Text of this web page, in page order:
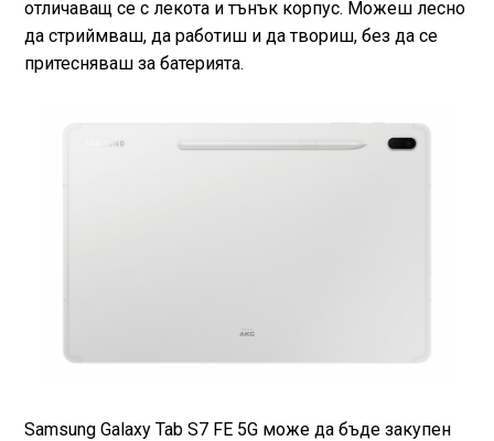
отличаващ се с лекота и тънък корпус. Можеш лесно
да стриймваш, да работиш и да твориш, без да се
притесняваш за батерията.
Samsung Galaxy Tab S7 FE 5G може да бъде закупен